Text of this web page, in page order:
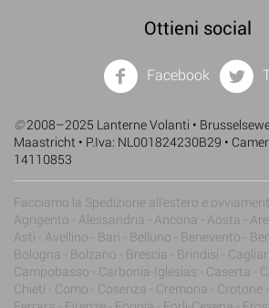
Ottieni social
Facebook
©2008–2025 Lanterne Volanti •
Maastricht • P.Iva: NL001824230B29 •
14110853
Facciamo la Spedizione all'estero e
Agrigento - Alessandria - Ancona - Aosta -
Asti - Avellino - Bari - Belluno - Benevento -
Bologna - Bolzano - Brescia - Brindisi -
Campobasso - Carbonia-Iglesias - Caserta -
Chieti - Como - Cosenza - Cremona - Crotone